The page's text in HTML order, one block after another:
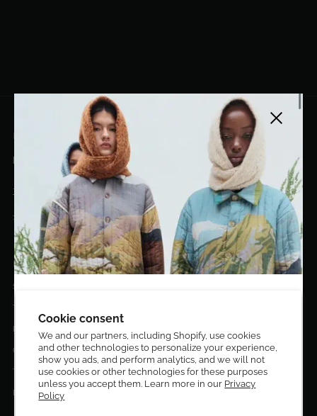
Cookie consent
We and our partners, including Shopify, use cookies
and other technologies to personalize your experience,
show you ads, and perform analytics, and we will not
use cookies or other technologies for these purposes
unless you accept them. Learn more in our Privacy
Policy
EL DORADO ART LLC
hello@eldoradoart.com
+1 (305)400-2313
10020 NW 74TH TER. DORAL, FL, 33178
EL DORADO EDIT
Stories
Terms & Conditions
Privacy Policy
Contact Us
Terms of service
Return Policies
Get 10% off your first order!
Sign up to be the first to know about new arrivals,
exclusive editions, special discounts, and upcoming
events.
Close